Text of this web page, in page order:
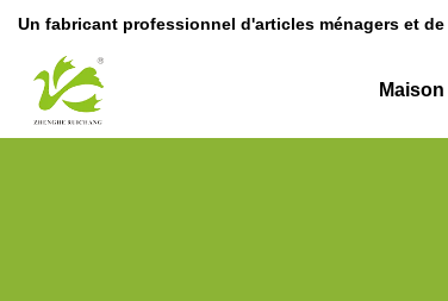
Un fabricant professionnel d'articles ménagers et
Maison